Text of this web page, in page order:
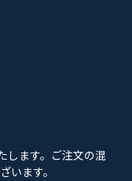
します。ご注文の混
います。